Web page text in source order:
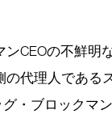
CEOの不鮮明
代理人である
・ブロックマ